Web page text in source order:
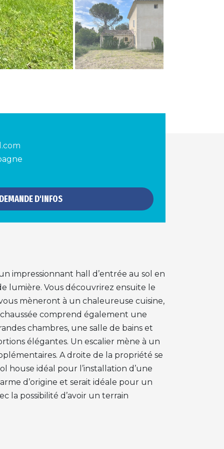
D'INFOS
impressionnant hall d’entrée au sol en
lumière. Vous découvrirez ensuite le
mèneront à un chaleureuse cuisine,
comprend également une
chambres, une salle de bains et
élégantes. Un escalier mène à un
A droite de la propriété se
house idéal pour l’installation d’une
d’origine et serait idéale pour un
la possibilité d’avoir un terrain